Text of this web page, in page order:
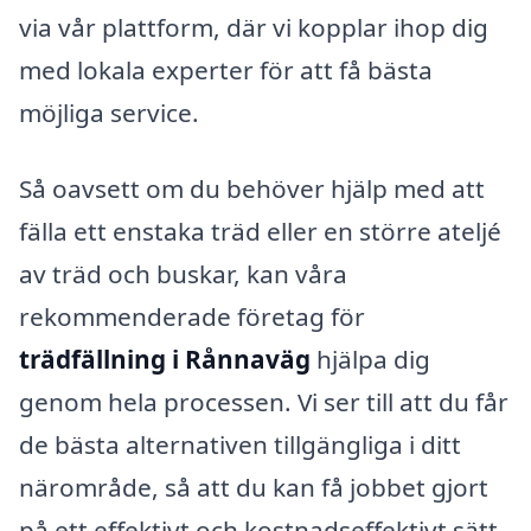
via vår plattform, där vi kopplar ihop dig
med lokala experter för att få bästa
möjliga service.
Så oavsett om du behöver hjälp med att
fälla ett enstaka träd eller en större ateljé
av träd och buskar, kan våra
rekommenderade företag för
trädfällning i Rånnaväg hjälpa dig
genom hela processen. Vi ser till att du får
de bästa alternativen tillgängliga i ditt
närområde, så att du kan få jobbet gjort